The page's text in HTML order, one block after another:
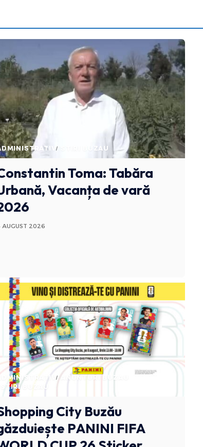
STIRI BUZAU
Toma: Tabăra
Vacanța de vară
AUGUST 2026
ANUNTURI BUZAU
STIRI BUZAU
City Buzău
PANINI FIFA